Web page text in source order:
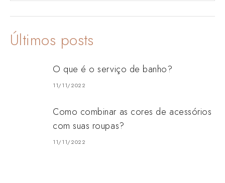
Últimos posts
O que é o serviço de banho?
11/11/2022
Como combinar as cores de acessórios
com suas roupas?
11/11/2022